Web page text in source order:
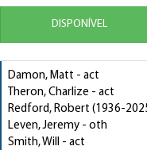
DISPONÍVEL
Damon, Matt - act
Theron, Charlize - act
Redford, Robert (1936-
Leven, Jeremy - oth
Smith, Will - act